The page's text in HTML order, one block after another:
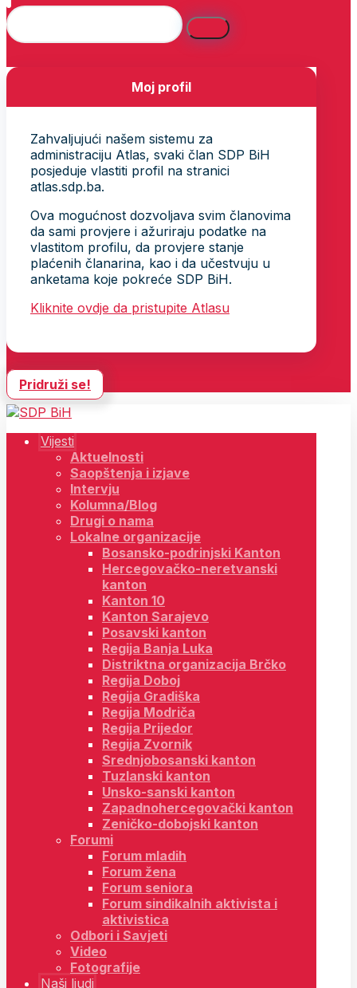
Moj profil
Zahvaljujući našem sistemu za
administraciju Atlas, svaki član SDP BiH
posjeduje vlastiti profil na stranici
atlas.sdp.ba.
Ova mogućnost dozvoljava svim članovima
da sami provjere i ažuriraju podatke na
vlastitom profilu, da provjere stanje
plaćenih članarina, kao i da učestvuju u
anketama koje pokreće SDP BiH.
Kliknite ovdje da pristupite Atlasu
Pridruži se!
Vijesti
Aktuelnosti
Saopštenja i izjave
Intervju
Kolumna/Blog
Drugi o nama
Lokalne organizacije
Bosansko-podrinjski Kanton
Hercegovačko-neretvanski
kanton
Kanton 10
Kanton Sarajevo
Posavski kanton
Regija Banja Luka
Distriktna organizacija Brčko
Regija Doboj
Regija Gradiška
Regija Modriča
Regija Prijedor
Regija Zvornik
Srednjobosanski kanton
Tuzlanski kanton
Unsko-sanski kanton
Zapadnohercegovački kanton
Zeničko-dobojski kanton
Forumi
Forum mladih
Forum žena
Forum seniora
Forum sindikalnih aktivista i
aktivistica
Odbori i Savjeti
Video
Fotografije
Naši ljudi